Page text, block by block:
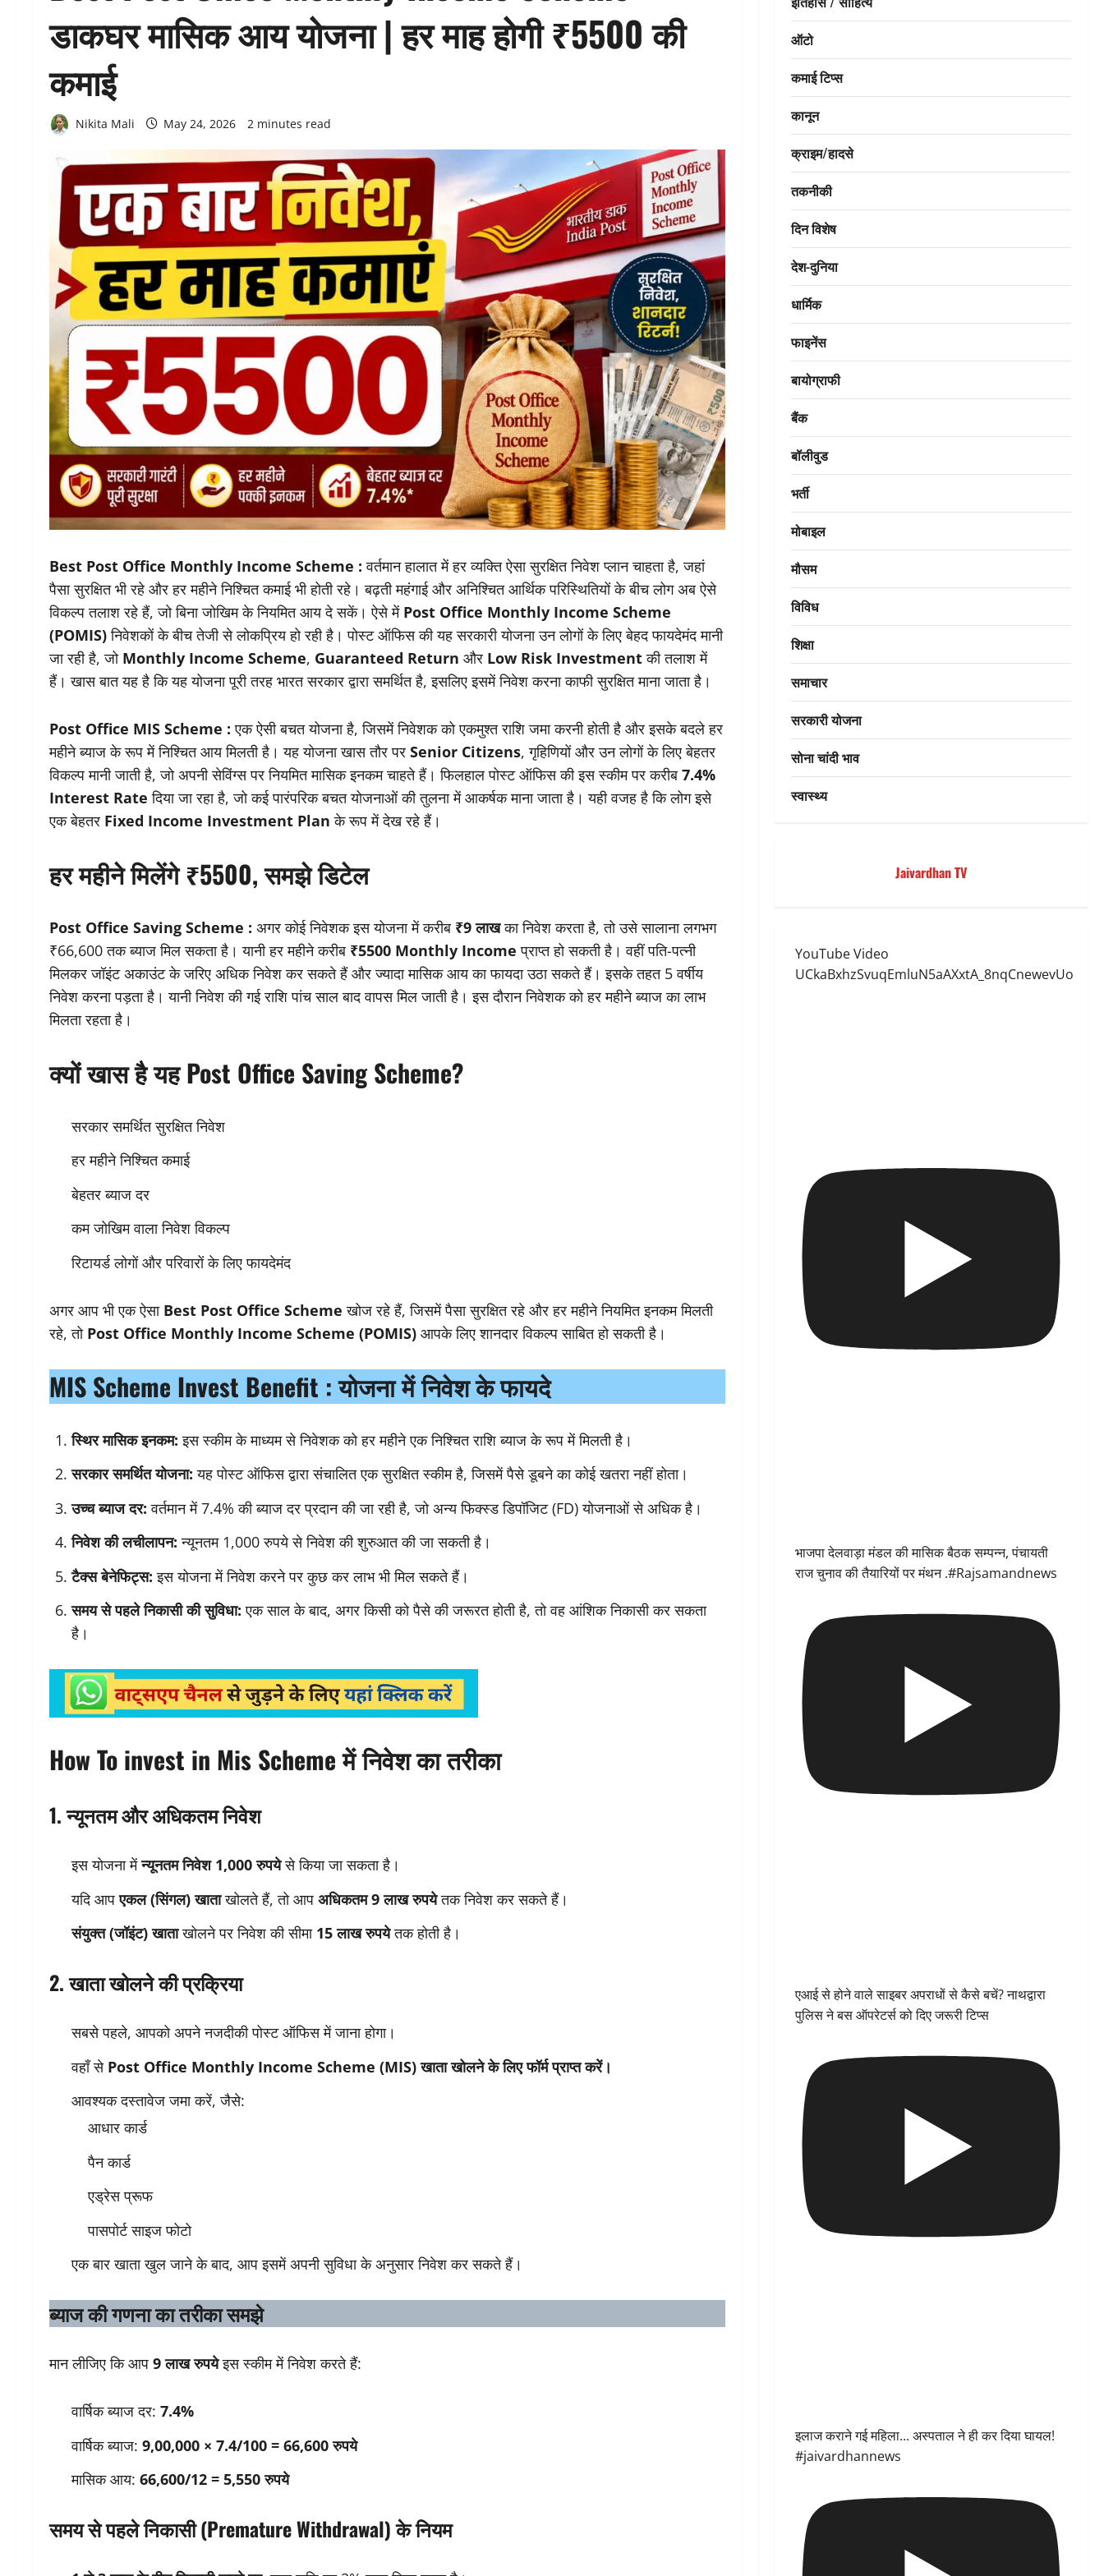
डाकघर मासिक आय योजना | हर माह होगी ₹5500 की
कमाई
Nikita Mali May 24, 2026 2 minutes read
Best Post Office Monthly Income Scheme : वर्तमान हालात में हर व्यक्ति ऐसा सुरक्षित निवेश प्लान चाहता है, जहां
पैसा सुरक्षित भी रहे और हर महीने निश्चित कमाई भी होती रहे। बढ़ती महंगाई और अनिश्चित आर्थिक परिस्थितियों के बीच लोग अब ऐसे
विकल्प तलाश रहे हैं, जो बिना जोखिम के नियमित आय दे सकें। ऐसे में Post Office Monthly Income Scheme
(POMIS)निवेशकों के बीच तेजी से लोकप्रिय हो रही है। पोस्ट ऑफिस की यह सरकारी योजना उन लोगों के लिए बेहद फायदेमंद मानी
जा रही है, जो Monthly Income Scheme, Guaranteed Return और Low Risk Investmentकी तलाश में
हैं। खास बात यह है कि यह योजना पूरी तरह भारत सरकार द्वारा समर्थित है, इसलिए इसमें निवेश करना काफी सुरक्षित माना जाता है।
Post Office MIS Scheme :एक ऐसी बचत योजना है, जिसमें निवेशक को एकमुश्त राशि जमा करनी होती है और इसके बदले हर
महीने ब्याज के रूप में निश्चित आय मिलती है। यह योजना खास तौर पर Senior Citizens, गृहिणियों और उन लोगों के लिए बेहतर
विकल्प मानी जाती है, जो अपनी सेविंग्स पर नियमित मासिक इनकम चाहते हैं। फिलहाल पोस्ट ऑफिस की इस स्कीम पर करीब 7.4%
Interest Rate दिया जा रहा है, जो कई पारंपरिक बचत योजनाओं की तुलना में आकर्षक माना जाता है। यही वजह है कि लोग इसे
एक बेहतर Fixed Income Investment Plan के रूप में देख रहे हैं।
हर महीने मिलेंगे ₹5500, समझे डिटेल
Post Office Saving Scheme : अगर कोई निवेशक इस योजना में करीब ₹9 लाखका निवेश करता है, तो उसे सालाना लगभग
₹66,600 तक ब्याज मिल सकता है। यानी हर महीने करीब ₹5500 Monthly Income प्राप्त हो सकती है। वहीं पति-पत्नी
मिलकर जॉइंट अकाउंट के जरिए अधिक निवेश कर सकते हैं और ज्यादा मासिक आय का फायदा उठा सकते हैं। इसके तहत 5 वर्षीय
निवेश करना पड़ता है। यानी निवेश की गई राशि पांच साल बाद वापस मिल जाती है। इस दौरान निवेशक को हर महीने ब्याज का लाभ
मिलता रहता है।
क्यों खास है यह Post Office Saving Scheme?
सरकार समर्थित सुरक्षित निवेश
हर महीने निश्चित कमाई
बेहतर ब्याज दर
कम जोखिम वाला निवेश विकल्प
रिटायर्ड लोगों और परिवारों के लिए फायदेमंद
अगर आप भी एक ऐसा Best Post Office Scheme खोज रहे हैं, जिसमें पैसा सुरक्षित रहे और हर महीने नियमित इनकम मिलती
रहे, तो Post Office Monthly Income Scheme (POMIS) आपके लिए शानदार विकल्प साबित हो सकती है।
MIS Scheme Invest Benefit :योजना में निवेश के फायदे
स्थिर मासिक इनकम: इस स्कीम के माध्यम से निवेशक को हर महीने एक निश्चित राशि ब्याज के रूप में मिलती है।
सरकार समर्थित योजना: यह पोस्ट ऑफिस द्वारा संचालित एक सुरक्षित स्कीम है, जिसमें पैसे डूबने का कोई खतरा नहीं होता।
उच्च ब्याज दर: वर्तमान में 7.4% की ब्याज दर प्रदान की जा रही है, जो अन्य फिक्स्ड डिपॉजिट (FD) योजनाओं से अधिक है।
निवेश की लचीलापन: न्यूनतम 1,000 रुपये से निवेश की शुरुआत की जा सकती है।
टैक्स बेनेफिट्स: इस योजना में निवेश करने पर कुछ कर लाभ भी मिल सकते हैं।
समय से पहले निकासी की सुविधा: एक साल के बाद, अगर किसी को पैसे की जरूरत होती है, तो वह आंशिक निकासी कर सकता
है।
How To invest in Mis Scheme में निवेश का तरीका
1. न्यूनतम और अधिकतम निवेश
इस योजना मेंन्यूनतम निवेश 1,000 रुपयेसे किया जा सकता है।
यदि आपएकल (सिंगल) खाताखोलते हैं, तो आप अधिकतम 9 लाख रुपयेतक निवेश कर सकते हैं।
संयुक्त (जॉइंट) खाताखोलने पर निवेश की सीमा 15 लाख रुपयेतक होती है।
2. खाता खोलने की प्रक्रिया
सबसे पहले, आपको अपने नजदीकी पोस्ट ऑफिस में जाना होगा।
वहाँ से Post Office Monthly Income Scheme (MIS) खाता खोलने के लिए फॉर्म प्राप्त करें।
आवश्यक दस्तावेज जमा करें, जैसे:
आधार कार्ड
पैन कार्ड
एड्रेस प्रूफ
पासपोर्ट साइज फोटो
एक बार खाता खुल जाने के बाद, आप इसमें अपनी सुविधा के अनुसार निवेश कर सकते हैं।
ब्याज की गणनाका तरीका समझे
मान लीजिए कि आप 9 लाख रुपयेइस स्कीम में निवेश करते हैं:
वार्षिक ब्याज दर: 7.4%
वार्षिक ब्याज: 9,00,000 × 7.4/100 = 66,600 रुपये
मासिक आय: 66,600/12 = 5,550 रुपये
समय से पहले निकासी (Premature Withdrawal) के नियम
ऑटो
कमाई टिप्स
कानून
क्राइम/हादसे
तकनीकी
दिन विशेष
देश-दुनिया
धार्मिक
फाइनेंस
बायोग्राफी
बैंक
बॉलीवुड
भर्ती
मोबाइल
मौसम
विविध
शिक्षा
समाचार
सरकारी योजना
सोना चांदी भाव
स्वास्थ्य
Jaivardhan TV
YouTube Video
UCkaBxhzSvuqEmluN5aAXxtA_8nqCnewevUo
भाजपा देलवाड़ा मंडल की मासिक बैठक सम्पन्न, पंचायती
राज चुनाव की तैयारियों पर मंथन .#Rajsamandnews
एआई से होने वाले साइबर अपराधों से कैसे बचें? नाथद्वारा
पुलिस ने बस ऑपरेटर्स को दिए जरूरी टिप्स
इलाज कराने गई महिला... अस्पताल ने ही कर दिया घायल!
#jaivardhannews